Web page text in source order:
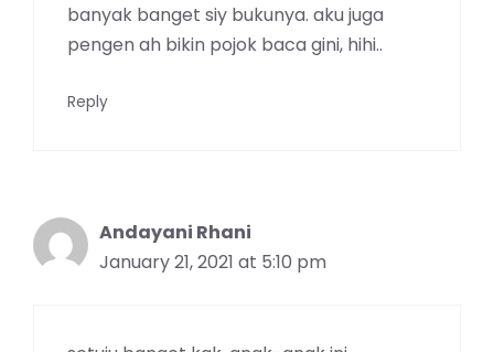
banyak banget siy bukunya. aku juga
pengen ah bikin pojok baca gini, hihi..
Reply
Andayani Rhani
January 21, 2021 at 5:10 pm